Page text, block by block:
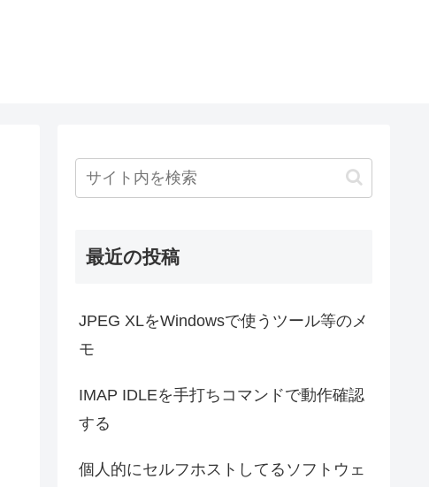
最近の投稿
JPEG XLをWindowsで使うツール等のメ
モ
IMAP IDLEを手打ちコマンドで動作確認
する
個人的にセルフホストしてるソフトウェ